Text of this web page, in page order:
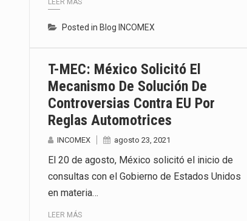
LEER MÁS
Posted in Blog INCOMEX
T-MEC: México Solicitó El
Mecanismo De Solución De
Controversias Contra EU Por
Reglas Automotrices
INCOMEX agosto 23, 2021
El 20 de agosto, México solicitó el inicio de
consultas con el Gobierno de Estados Unidos
en materia…
LEER MÁS